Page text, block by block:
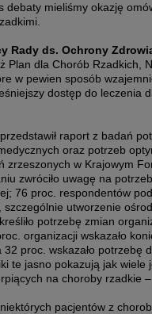
mieliśmy okazję
Rady ds. Ochrony
Plan dla Chorób Rzadkich,
w pewien sposób
dostęp do leczenia
przedstawił raport z badań
oraz potrzeb
zrzeszonych w Krajowym
zwróciło uwagę na
76 proc. respondentów
utworzenie
potrzebę zmian
organizacji wskazało
proc. wskazało potrzebę
te jasno pokazują jak wiele
na choroby rzadkie –
pacjentów z